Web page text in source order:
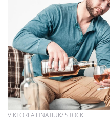
VIKTORIIA HNATIUK/ISTOCK